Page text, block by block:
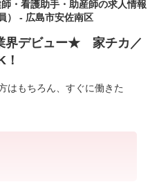
・看護助手・助産師の求人情報
） - 広島市安佐南区
界デビュー★ 家チカ／
はもちろん、すぐに働きた